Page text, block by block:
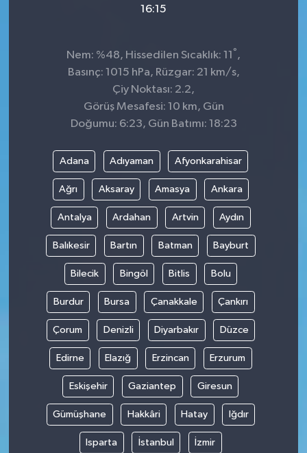
16:15
Nem: %48, Hissedilen Sıcaklık: 11 °,
Basınç: 1015 hPa, Rüzgar: 21 km/s,
Çiy Noktası: 2.2,
Görüş Mesafesi: 10 km, Gün
Doğumu: 6:23, Gün Batımı: 18:23
Adana Adıyaman Afyonkarahisar
Ağrı Aksaray Amasya Ankara
Antalya Ardahan Artvin Aydın
Balıkesir Bartın Batman Bayburt
Bilecik Bingöl Bitlis Bolu
Burdur Bursa Çanakkale Çankırı
Çorum Denizli Diyarbakır Düzce
Edirne Elazığ Erzincan Erzurum
Eskişehir Gaziantep Giresun
Gümüşhane Hakkâri Hatay Iğdır
Isparta İstanbul İzmir